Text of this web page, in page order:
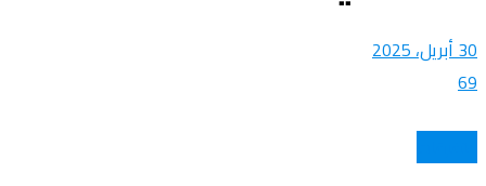
30 أبريل، 2025
69